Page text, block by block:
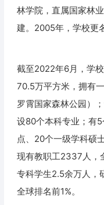
林学院，直属国家林
建。2005年，学校更
截至2022年6月，学
70.5万平方米，拥有
罗霄国家森林公园）
设80个本科专业；有
点、20个一级学科硕
现有教职工2337人，
专科学生2.5余万人，
全球排名前1%。